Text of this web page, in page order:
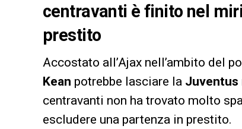
centravanti è finito nel
prestito
Accostato all’Ajax nell’ambito del
Kean potrebbe lasciare la Juventus
centravanti non ha trovato molto
escludere una partenza in prestito.